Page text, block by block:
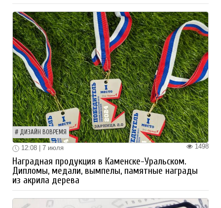
ДИЗАЙН ВОВРЕМЯ
1498
12:08 | 7 июля
Наградная продукция в Каменске-Уральском.
Дипломы, медали, вымпелы, памятные награды
из акрила дерева